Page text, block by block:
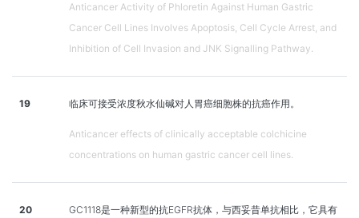
Anticancer Activity of Phloretin Against Human Gastric
Cancer Cell Lines Involves Apoptosis, Cell Cycle Arrest, and
Inhibition of Cell Invasion and JNK Signalling Pathway.
19 临床可接受浓度秋水仙碱对人胃癌细胞株的抗癌作用。
Anticancer effects of clinically acceptable colchicine
concentrations on human gastric cancer cell lines.
20
GC1118是一种新型的抗EGFR抗体，与西妥昔单抗相比，它具有